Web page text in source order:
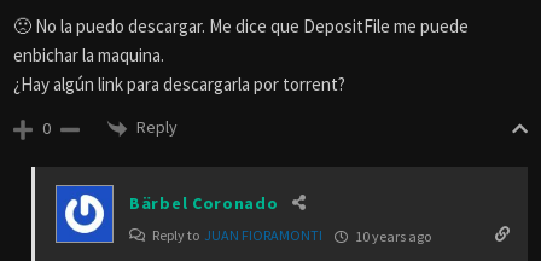
🙁 No la puedo descargar. Me dice que DepositFile me puede
enbichar la maquina.
¿Hay algún link para descargarla por torrent?
0 Reply
Bärbel Coronado
Reply to JUAN FIORAMONTI 10 years ago